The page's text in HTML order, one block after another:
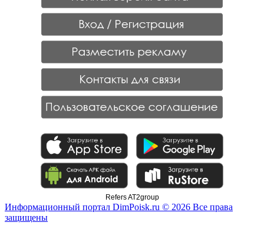
Refers AT2group
Информационный портал DimPoisk.ru © 2026 Все права
защищены